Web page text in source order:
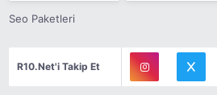
Seo Paketleri
R10.Net'i Takip Et